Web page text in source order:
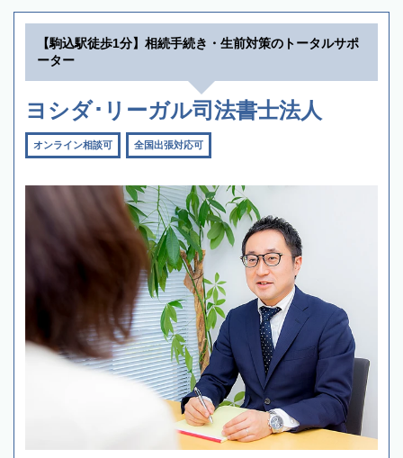
【駒込駅徒歩1分】相続手続き・生前対策のトータルサポ
ーター
ヨシダ･リーガル司法書士法人
オンライン相談可 全国出張対応可